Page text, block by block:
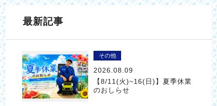
最新記事
その他
2026.08.09
【8/11(火)~16(日)】夏季休業
のおしらせ